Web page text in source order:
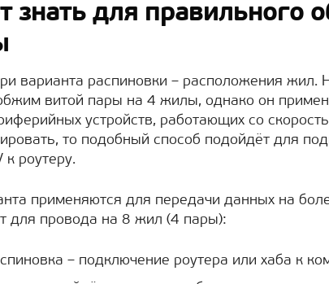
знать для правильного
варианта распиновки – расположения жил.
витой пары на 4 жилы, однако он
устройств, работающих со
то подобный способ подойдёт для
к роутеру.
применяются для передачи данных на
для провода на 8 жил (4 пары):
– подключение роутера или хаба к